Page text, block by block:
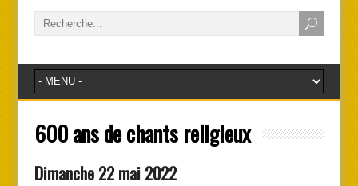
600 ans de chants religieux
Dimanche 22 mai 2022